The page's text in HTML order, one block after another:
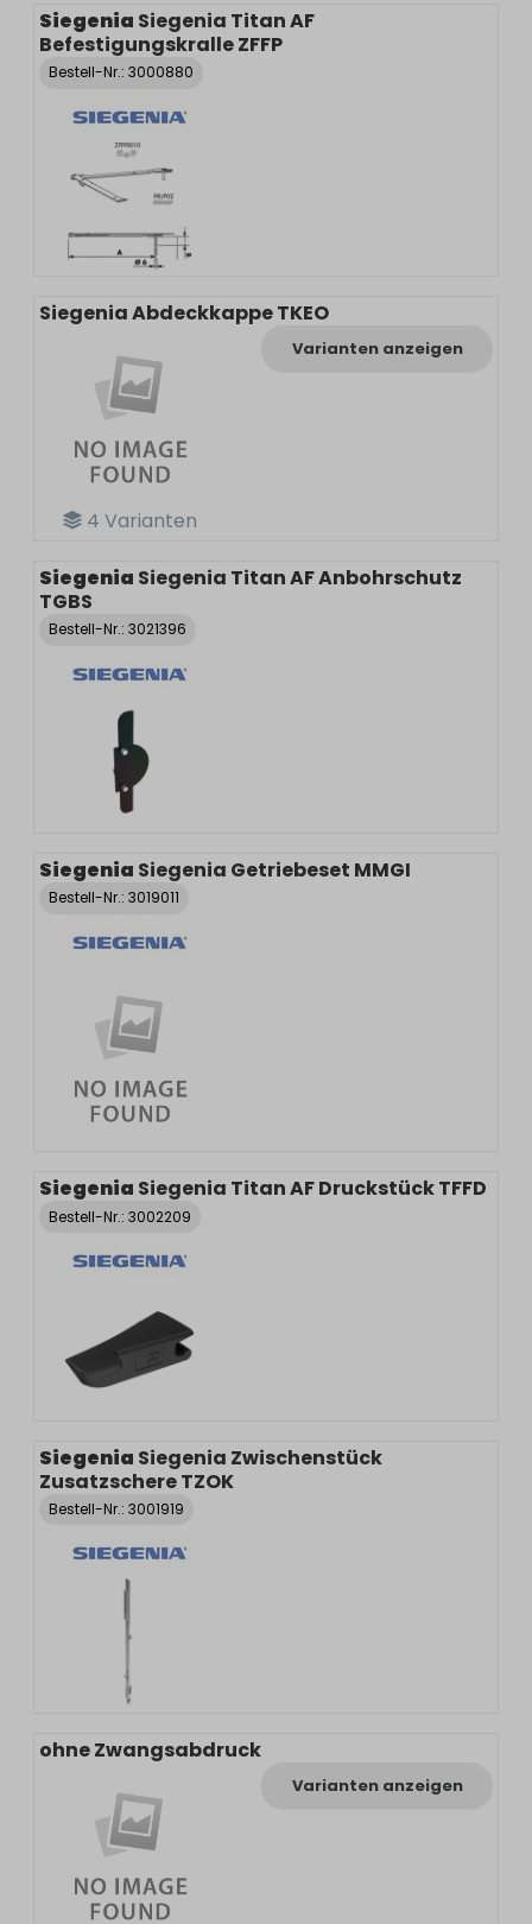
Siegenia Siegenia Titan AF
Befestigungskralle ZFFP
Bestell-Nr.: 3000880
4 Varianten
Siegenia Abdeckkappe TKEO
Varianten anzeigen
Siegenia Siegenia Titan AF Anbohrschutz
TGBS
Bestell-Nr.: 3021396
Siegenia Siegenia Getriebeset MMGI
Bestell-Nr.: 3019011
Siegenia Siegenia Titan AF Druckstück TFFD
Bestell-Nr.: 3002209
Siegenia Siegenia Zwischenstück
Zusatzschere TZOK
Bestell-Nr.: 3001919
ohne Zwangsabdruck
Varianten anzeigen